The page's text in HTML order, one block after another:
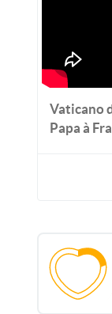
Vaticano
Papa à